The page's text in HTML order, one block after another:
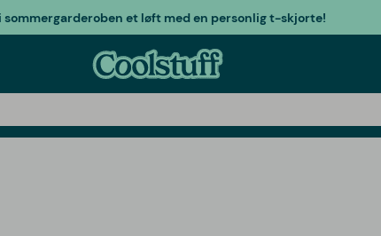
sommergarderoben et løft med en personlig t-skjorte!